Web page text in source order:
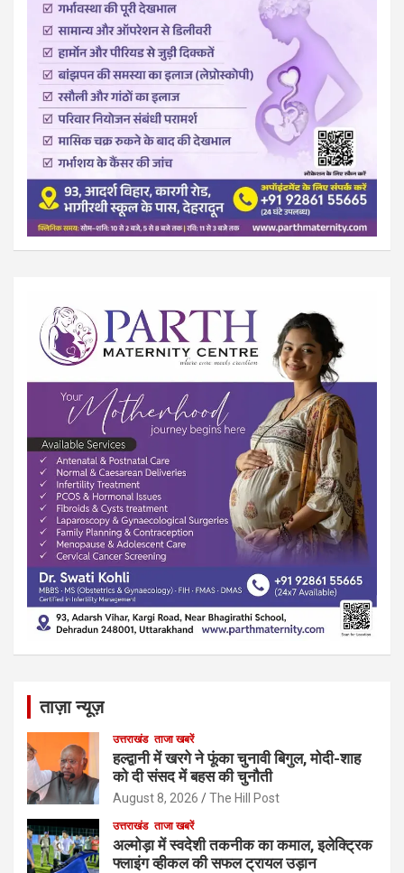
ताज़ा न्यूज़
उत्तराखंड ताजा खबरें
हल्द्वानी में खरगे ने फूंका चुनावी बिगुल, मोदी-शाह
को दी संसद में बहस की चुनौती
August 8, 2026 The Hill Post
उत्तराखंड ताजा खबरें
अल्मोड़ा में स्वदेशी तकनीक का कमाल, इलेक्ट्रिक
फ्लाइंग व्हीकल की सफल ट्रायल उड़ान